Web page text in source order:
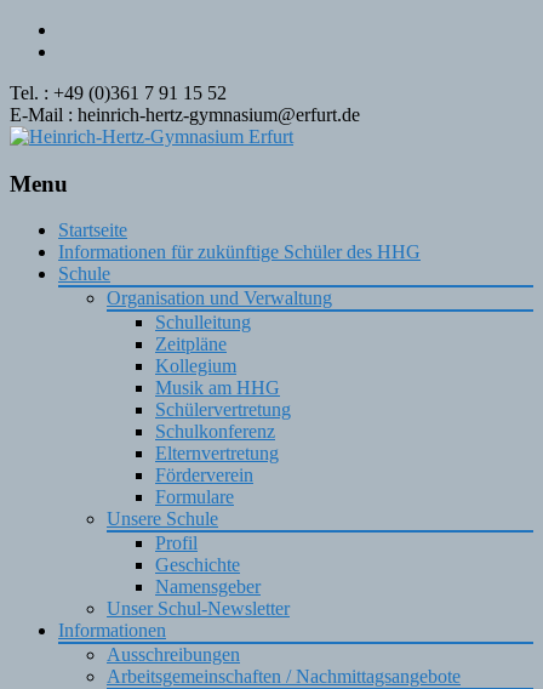
Tel. : +49 (0)361 7 91 15 52
E-Mail : heinrich-hertz-gymnasium@erfurt.de
Menu
Skip
content
Startseite
Informationen für zukünftige Schüler des HHG
Schule
Organisation und Verwaltung
Schulleitung
Zeitpläne
Kollegium
Musik am HHG
Schülervertretung
Schulkonferenz
Elternvertretung
Förderverein
Formulare
Unsere Schule
Profil
Geschichte
Namensgeber
Unser Schul-Newsletter
Informationen
Ausschreibungen
Arbeitsgemeinschaften / Nachmittagsangebote